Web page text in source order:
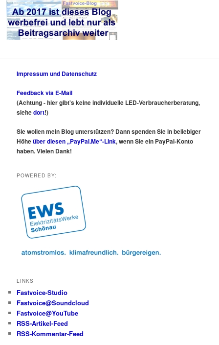
Impressum und Datenschutz
Feedback via E-Mail
(Achtung - hier gibt's keine individuelle LED-Verbraucherberatung,
siehedort!)
Sie wollen mein Blog unterstützen? Dann spenden Sie in beliebiger
Höheüber diesen „PayPal.Me“-Link, wenn Sie ein PayPal-Konto
haben. Vielen Dank!
POWERED BY:
LINKS
Fastvoice-Studio
Fastvoice@Soundcloud
Fastvoice@YouTube
RSS-Artikel-Feed
RSS-Kommentar-Feed